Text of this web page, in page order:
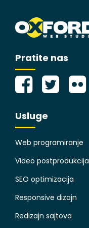
Pratite nas
Usluge
Web programiranje
Video postprodukcija
SEO optimizacija
Responsive dizajn
Redizajn sajtova